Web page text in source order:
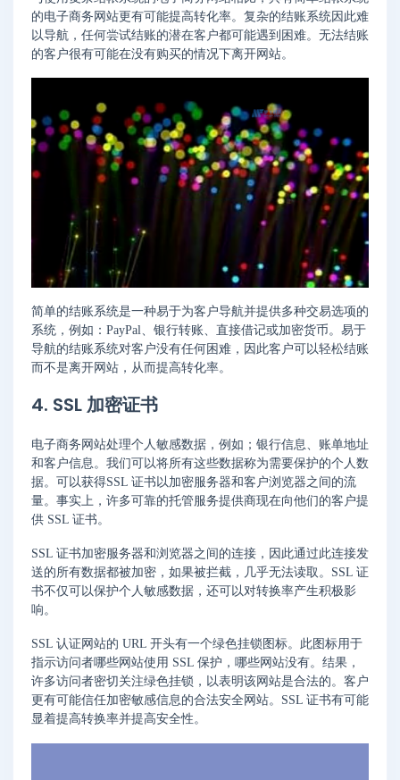
的电子商务网站更有可能提高转化率。复杂的结账系统因此难
以导​​航，任何尝试结账的潜在客户都可能遇到困难。无法结账
的客户很有可能在没有购买的情况下离开网站。
简单的结账系统是一种易于为客户导航并提供多种交易选项的
系统，例如：PayPal、银行转账、直接借记或加密货币。易于
导航的结账系统对客户没有任何困难，因此客户可以轻松结账
而不是离开网站，从而提高转化率。
4. SSL 加密证书
电子商务网站处理个人敏感数据，例如；银行信息、账单地址
和客户信息。我们可以将所有这些数据称为需要保护的个人数
据。可以获得SSL 证书以加密服务器和客户浏览器之间的流
量。事实上，许多可靠的托管服务提供商现在向他们的客户提
供 SSL 证书。
SSL 证书加密服务器和浏览器之间的连接，因此通过此连接发
送的所有数据都被加密，如果被拦截，几乎无法读取。SSL 证
书不仅可以保护个人敏感数据，还可以对转换率产生积极影
响。
SSL 认证网站的 URL 开头有一个绿色挂锁图标。此图标用于
指示访问者哪些网站使用 SSL 保护，哪些网站没有。结果，
许多访问者密切关注绿色挂锁，以表明该网站是合法的。客户
更有可能信任加密敏感信息的合法安全网站。SSL 证书有可能
显着提高转换率并提高安全性。